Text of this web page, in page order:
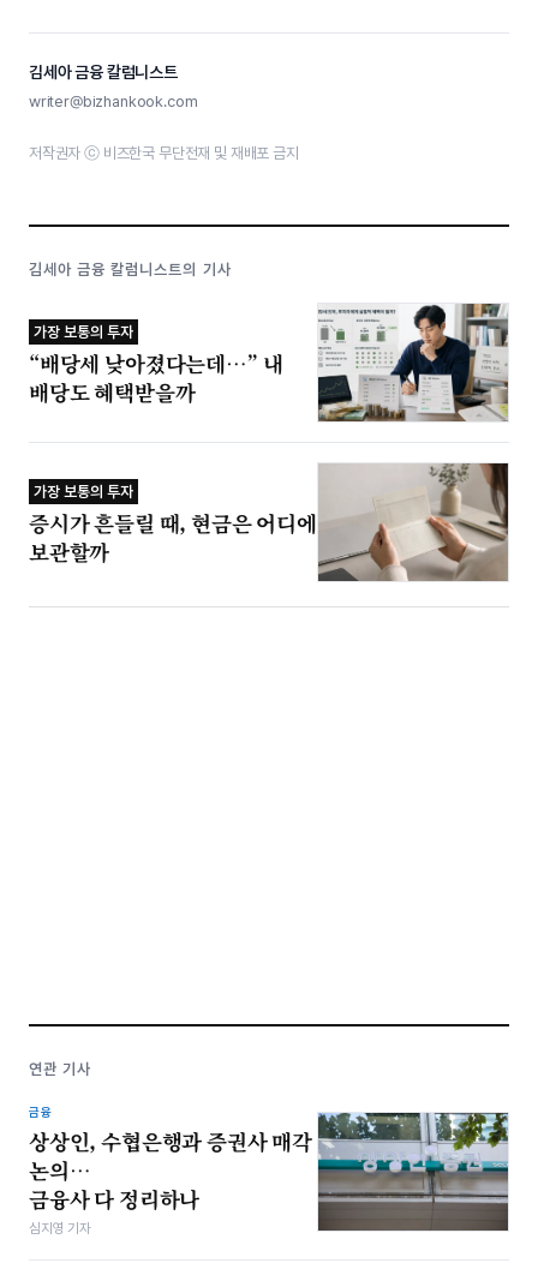
김세아 금융 칼럼니스트
writer@bizhankook.com
저작권자 ⓒ 비즈한국 무단전재 및 재배포 금지
김세아 금융 칼럼니스트의 기사
가장 보통의 투자
“배당세 낮아졌다는데…” 내
배당도 혜택받을까
가장 보통의 투자
증시가 흔들릴 때, 현금은 어디에
보관할까
연관 기사
금융
상상인, 수협은행과 증권사 매각
논의…
금융사 다 정리하나
심지영 기자